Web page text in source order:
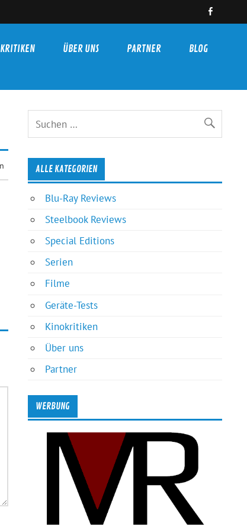
ÜBER UNS PARTNER BLOG
ALLE KATEGORIEN
Blu-Ray Reviews
Steelbook Reviews
Special Editions
Serien
Filme
Geräte-Tests
Kinokritiken
Über uns
Partner
WERBUNG